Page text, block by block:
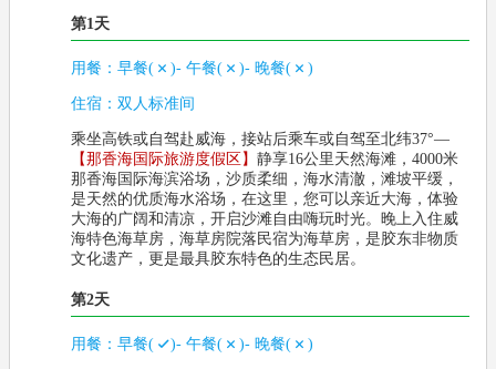
第1天
用餐： 早餐( )- 午餐( )- 晚餐( )
住宿： 双人标准间
乘坐高铁或自驾赴威海，接站后乘车或自驾至北纬37°—
【那香海国际旅游度假区】 静享16公里天然海滩，4000米
那香海国际海滨浴场，沙质柔细，海水清澈，滩坡平缓，
是天然的优质海水浴场，在这里，您可以亲近大海，体验
大海的广阔和清凉，开启沙滩自由嗨玩时光。晚上入住威
海特色海草房，海草房院落民宿为海草房，是胶东非物质
文化遗产，更是最具胶东特色的生态民居。
第2天
用餐： 早餐( )- 午餐( )- 晚餐( )